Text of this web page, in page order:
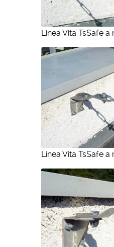
Linea Vita TsSafe
Linea Vita TsSafe